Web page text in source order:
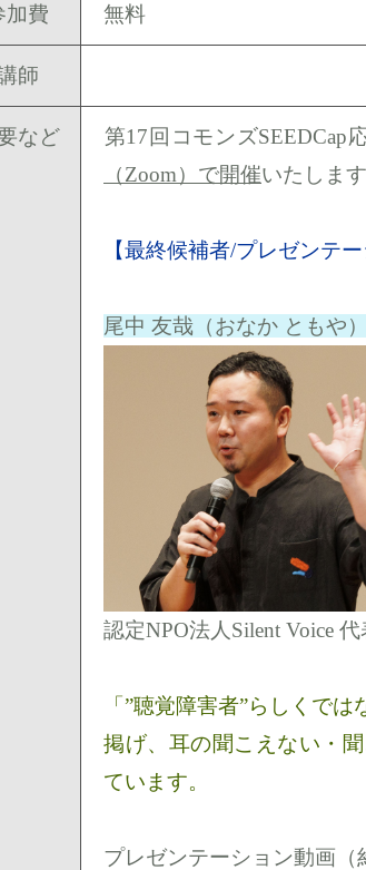
加費 無料
師
など 第17回コモンズSEEDCap
（Zoom）で開催いたします
【最終候補者/プレゼンテ
尾中 友哉（おなか ともや）
認定NPO法人Silent Voice
「”聴覚障害者”らしくで
掲げ、耳の聞こえない・
ています。
プレゼンテーション動画（